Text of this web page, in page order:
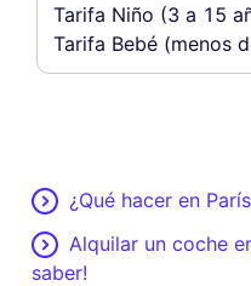
Tarifa Niño (3 a 15
Tarifa Bebé (menos
¿Qué hacer en
Alquilar un coche
saber!